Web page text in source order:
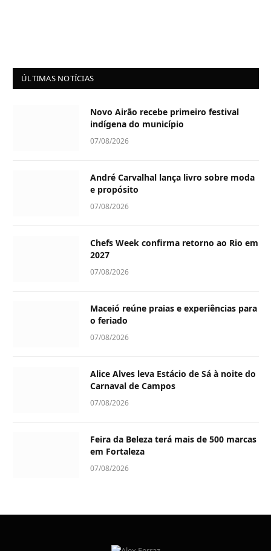
ÚLTIMAS NOTÍCIAS
Novo Airão recebe primeiro festival
indígena do município
07/08/2026
André Carvalhal lança livro sobre moda
e propósito
07/08/2026
Chefs Week confirma retorno ao Rio em
2027
07/08/2026
Maceió reúne praias e experiências para
o feriado
07/08/2026
Alice Alves leva Estácio de Sá à noite do
Carnaval de Campos
07/08/2026
Feira da Beleza terá mais de 500 marcas
em Fortaleza
07/08/2026